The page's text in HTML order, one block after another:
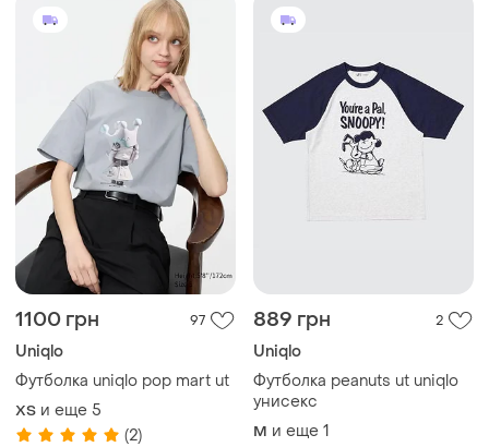
1100 грн 97
Uniqlo
Футболка uniqlo pop mart ut
ХS и еще 5
(2)
889 грн 2
Uniqlo
Футболка peanuts ut uniqlo
унисекс
M и еще 1